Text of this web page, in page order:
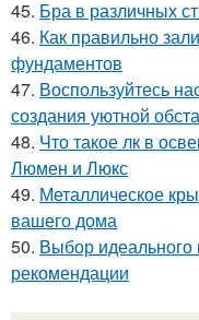
45. Бра в различных
46. Как правильно
фундаментов
47. Воспользуйтесь
создания уютной
48. Что такое лк в
Люмен и Люкс
49. Металлическое
вашего дома
50. Выбор
рекомендации